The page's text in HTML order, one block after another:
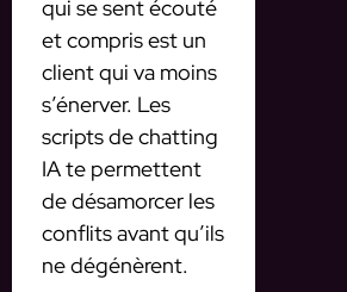
qui se sent écouté
et compris est un
client qui va moins
s’énerver. Les
scripts de chatting
IA te permettent
de désamorcer les
conflits avant qu’ils
ne dégénèrent.